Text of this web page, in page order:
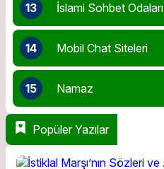
13 İslami Sohbet Odaları
14 Mobil Chat Siteleri
15 Namaz
Popüler Yazılar